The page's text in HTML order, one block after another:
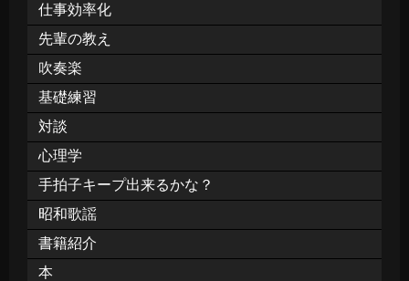
仕事効率化
先輩の教え
吹奏楽
基礎練習
対談
心理学
手拍子キープ出来るかな？
昭和歌謡
書籍紹介
本